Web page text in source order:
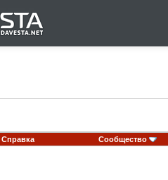
Справка Сообщество